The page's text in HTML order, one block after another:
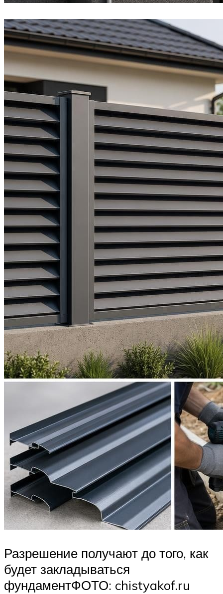
Разрешение получают до того, как
будет закладываться
фундаментФОТО: chistyakof.ru